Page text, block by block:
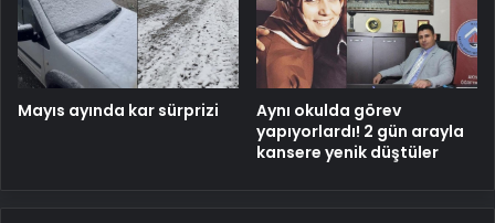
Mayıs ayında kar sürprizi
Aynı okulda görev
yapıyorlardı! 2 gün arayla
kansere yenik düştüler